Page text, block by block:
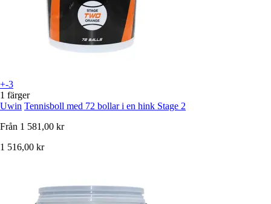
+-3
1 färger
Uwin Tennisboll med 72 bollar i en hink Stage 2
Från 1 581,00 kr
1 516,00 kr